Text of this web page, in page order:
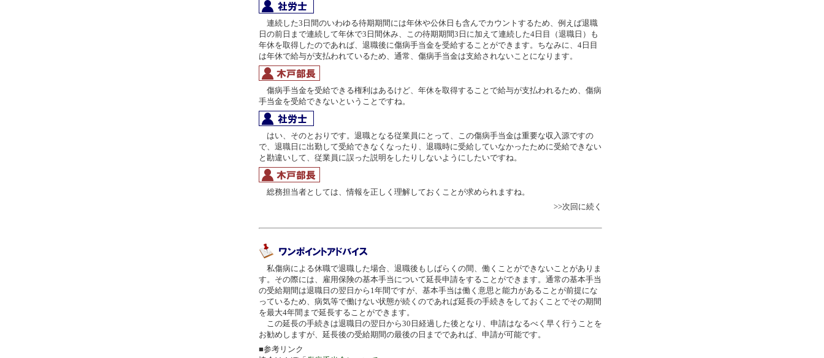
連続した3日間のいわゆる待期期間には年休や公休日も含んでカウントするため、例えば退職
日の前日まで連続して年休で3日間休み、この待期期間3日に加えて連続した4日目（退職日）も
年休を取得したのであれば、退職後に傷病手当金を受給することができます。ちなみに、4日目
は年休で給与が支払われているため、通常、傷病手当金は支給されないことになります。
傷病手当金を受給できる権利はあるけど、年休を取得することで給与が支払われるため、傷病
手当金を受給できないということですね。
はい、そのとおりです。退職となる従業員にとって、この傷病手当金は重要な収入源ですの
で、退職日に出勤して受給できなくなったり、退職時に受給していなかったために受給できない
と勘違いして、従業員に誤った説明をしたりしないようにしたいですね。
総務担当者としては、情報を正しく理解しておくことが求められますね。
>>次回に続く
私傷病による休職で退職した場合、退職後もしばらくの間、働くことができないことがありま
す。その際には、雇用保険の基本手当について延長申請をすることができます。通常の基本手当
の受給期間は退職日の翌日から1年間ですが、基本手当は働く意思と能力があることが前提にな
っているため、病気等で働けない状態が続くのであれば延長の手続きをしておくことでその期間
を最大4年間まで延長することができます。
この延長の手続きは退職日の翌日から30日経過した後となり、申請はなるべく早く行うことを
お勧めしますが、延長後の受給期間の最後の日までであれば、申請が可能です。
■参考リンク